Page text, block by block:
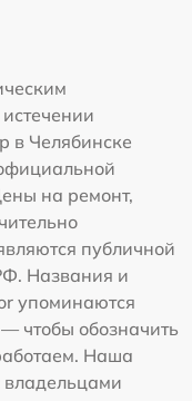
в Челябинске
на ремонт,
публичной
Названия и
упоминаются
чтобы обозначить
Наша